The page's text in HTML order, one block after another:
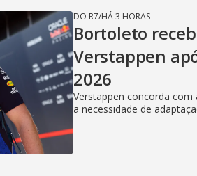
DO R7/HÁ 3 HORAS
Bortoleto
Verstappen
2026
Verstappen concorda
a necessidade de